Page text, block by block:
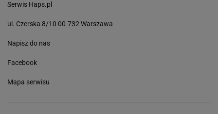
Serwis Haps.pl
ul. Czerska 8/10 00-732 Warszawa
Napisz do nas
Facebook
Mapa serwisu